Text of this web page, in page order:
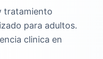
tratamiento
para adultos.
clinica en